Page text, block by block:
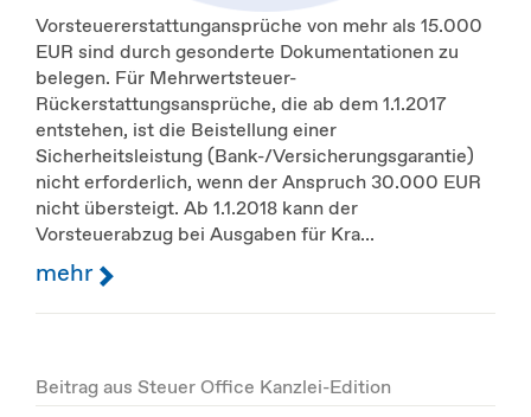
Vorsteuererstattungansprüche von mehr als 15.000
EUR sind durch gesonderte Dokumentationen zu
belegen. Für Mehrwertsteuer-
Rückerstattungsansprüche, die ab dem 1.1.2017
entstehen, ist die Beistellung einer
Sicherheitsleistung (Bank-/Versicherungsgarantie)
nicht erforderlich, wenn der Anspruch 30.000 EUR
nicht übersteigt. Ab 1.1.2018 kann der
Vorsteuerabzug bei Ausgaben für Kra...
mehr
Beitrag aus Steuer Office Kanzlei-Edition